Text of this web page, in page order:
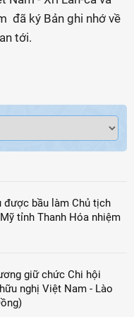
đã ký Bản ghi nhớ về
tới.
được bầu làm Chủ tịch
tỉnh Thanh Hóa nhiệm
giữ chức Chi hội
nghị Việt Nam - Lào